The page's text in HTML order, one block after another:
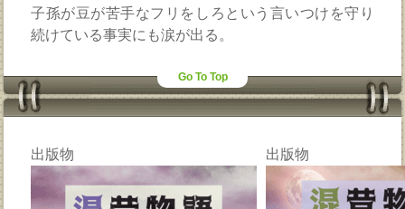
子孫が豆が苦手なフリをしろという言いつけを守り
続けている事実にも涙が出る。
Go To Top
出版物 出版物